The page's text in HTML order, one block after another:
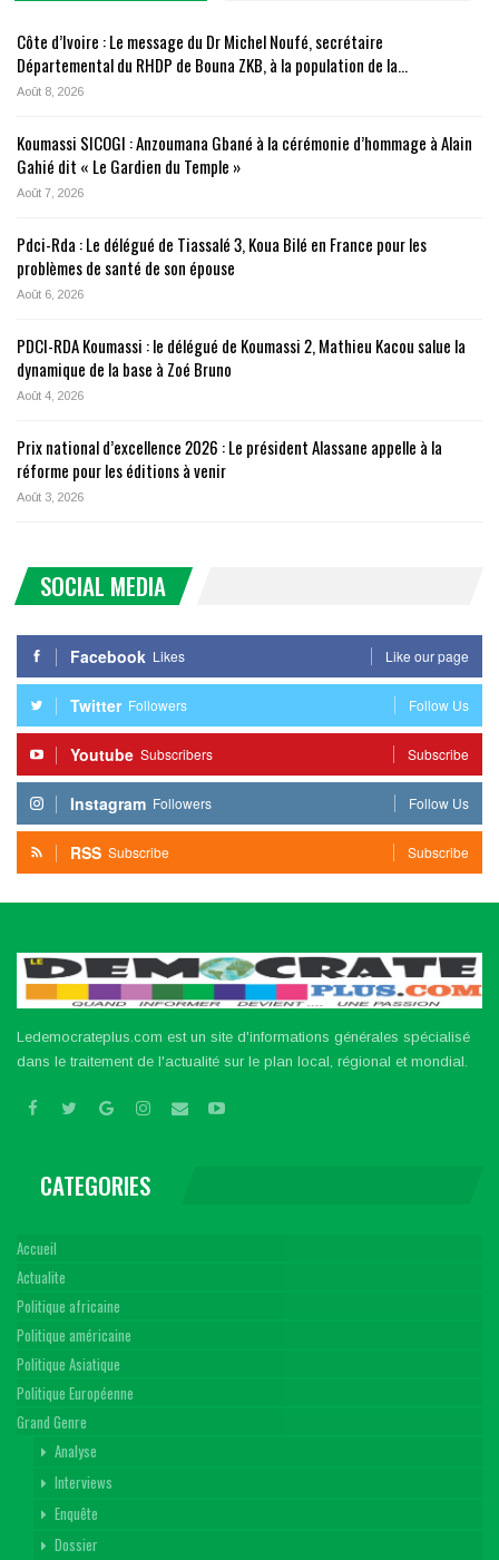
Côte d’Ivoire : Le message du Dr Michel Noufé, secrétaire
Départemental du RHDP de Bouna ZKB, à la population de la…
Août 8, 2026
Koumassi SICOGI : Anzoumana Gbané à la cérémonie d’hommage à Alain
Gahié dit « Le Gardien du Temple »
Août 7, 2026
Pdci-Rda : Le délégué de Tiassalé 3, Koua Bilé en France pour les
problèmes de santé de son épouse
Août 6, 2026
PDCI-RDA Koumassi : le délégué de Koumassi 2, Mathieu Kacou salue la
dynamique de la base à Zoé Bruno
Août 4, 2026
Prix national d’excellence 2026 : Le président Alassane appelle à la
réforme pour les éditions à venir
Août 3, 2026
SOCIAL MEDIA
Facebook Likes Like our page
Twitter Followers Follow Us
Youtube Subscribers Subscribe
Instagram Followers Follow Us
RSS Subscribe Subscribe
Ledemocrateplus.com est un site d'informations générales spécialisé
dans le traitement de l'actualité sur le plan local, régional et mondial.
CATEGORIES
Accueil
Actualite
Politique africaine
Politique américaine
Politique Asiatique
Politique Européenne
Grand Genre
Analyse
Interviews
Enquête
Dossier